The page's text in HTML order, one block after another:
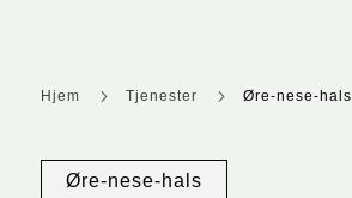
Hjem 5 Tjenester 5 Øre-nese-hals
Øre-nese-hals